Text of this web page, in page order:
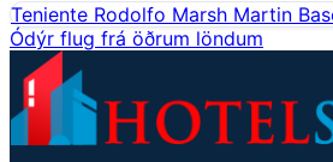
Teniente Rodolfo Marsh Martin
Ódýr flug frá öðrum löndum